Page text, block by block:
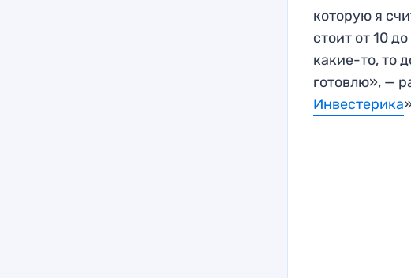
которую я
стоит от 10
какие-то, то
готовлю», —
Инвестерика